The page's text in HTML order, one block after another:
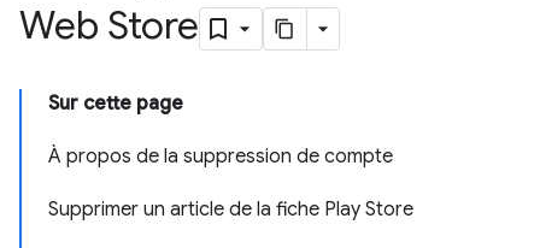
Web Store
Sur cette page
À propos de la suppression de compte
Supprimer un article de la fiche Play Store